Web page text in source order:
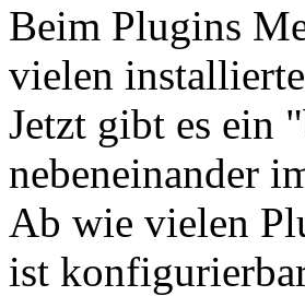
Beim Plugins
vielen
Jetzt gibt es ein
nebeneinander
Ab wie vielen
ist